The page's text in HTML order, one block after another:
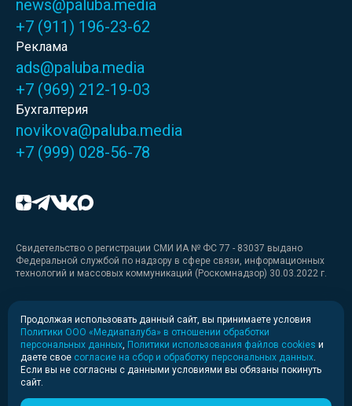
news@paluba.media
+7 (911) 196-23-62
Реклама
ads@paluba.media
+7 (969) 212-19-03
Бухгалтерия
novikova@paluba.media
+7 (999) 028-56-78
Свидетельство о регистрации СМИ ИА № ФС 77 - 83037 выдано
Федеральной службой по надзору в сфере связи, информационных
технологий и массовых коммуникаций (Роскомнадзор) 30.03.2022 г.
Медиакит
Медиакит для печати
Политика конфиденциальности
© 2020-2026 Информационное агентство «Медиапалуба»
Продолжая использовать данный сайт, вы принимаете условия
Политики ООО «Медиапалуба» в отношении обработки
персональных данных Политики использования файлов cookies и
даете свое согласие на сбор и обработку персональных данных
Если вы не согласны с данными условиями вы обязаны покинуть
сайт.